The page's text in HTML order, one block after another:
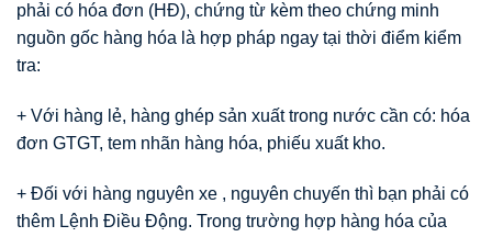
phải có hóa đơn (HĐ), chứng từ kèm theo chứng minh
nguồn gốc hàng hóa là hợp pháp ngay tại thời điểm kiểm
tra:
+ Với hàng lẻ, hàng ghép sản xuất trong nước cần có: hóa
đơn GTGT, tem nhãn hàng hóa, phiếu xuất kho.
+ Đối với hàng nguyên xe , nguyên chuyến thì bạn phải có
thêm Lệnh Điều Động. Trong trường hợp hàng hóa của